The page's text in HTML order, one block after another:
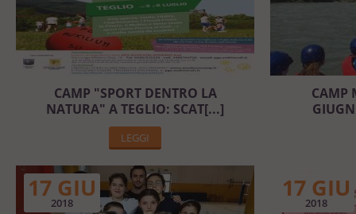
CAMP "SPORT DENTRO LA
NATURA" A TEGLIO: SCAT[...]
LEGGI
CAMP
17 GIU
2018
17 GIU
2018